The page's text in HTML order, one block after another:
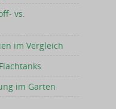
vs.
im Vergleich
im Garten